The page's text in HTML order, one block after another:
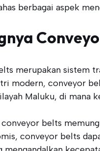
berbagai aspek
merupakan sistem
modern, conveyor
Maluku, di mana
conveyor belts
conveyor belts